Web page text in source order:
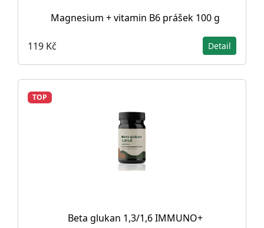
Magnesium + vitamin B6 prášek 100 g
119 Kč Detail
TOP
Beta glukan 1,3/1,6 IMMUNO+